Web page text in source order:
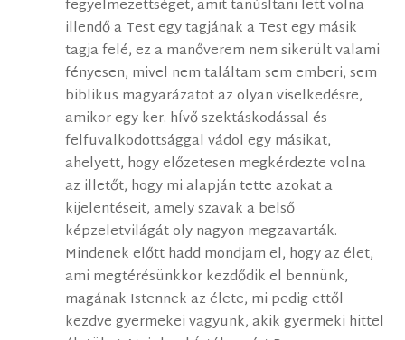
fegyelmezettséget, amit tanúsÍtani lett volna
illendő a Test egy tagjának a Test egy másik
tagja felé, ez a manőverem nem sikerült valami
fényesen, mivel nem találtam sem emberi, sem
biblikus magyarázatot az olyan viselkedésre,
amikor egy ker. hÍvő szektáskodással és
felfuvalkodottsággal vádol egy másikat,
ahelyett, hogy előzetesen megkérdezte volna
az illetőt, hogy mi alapján tette azokat a
kijelentéseit, amely szavak a belső
képzeletvilágát oly nagyon megzavarták.
Mindenek előtt hadd mondjam el, hogy az élet,
ami megtérésünkkor kezdődik el bennünk,
magának Istennek az élete, mi pedig ettől
kezdve gyermekei vagyunk, akik gyermeki hittel